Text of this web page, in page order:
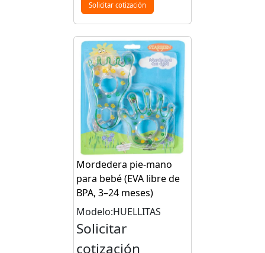
Solicitar cotización
Mordedera pie-mano
para bebé (EVA libre de
BPA, 3–24 meses)
Modelo:HUELLITAS
Solicitar
cotización